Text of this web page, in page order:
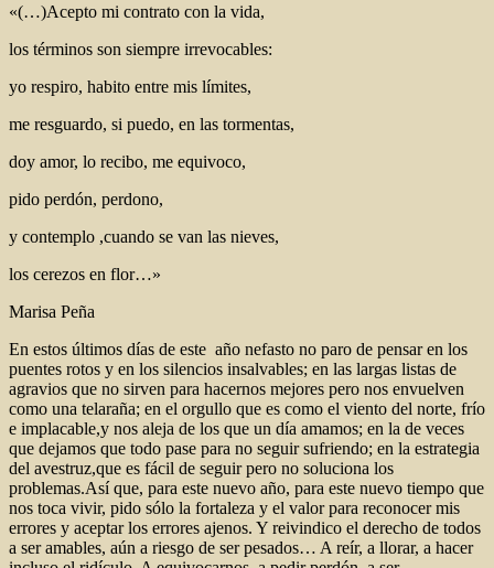
«(…)Acepto mi contrato con la vida,
los términos son siempre irrevocables:
yo respiro, habito entre mis límites,
me resguardo, si puedo, en las tormentas,
doy amor, lo recibo, me equivoco,
pido perdón, perdono,
y contemplo ,cuando se van las nieves,
los cerezos en flor…»
Marisa Peña
En estos últimos días de este año nefasto no paro de pensar en los
puentes rotos y en los silencios insalvables; en las largas listas de
agravios que no sirven para hacernos mejores pero nos envuelven
como una telaraña; en el orgullo que es como el viento del norte, frío
e implacable,y nos aleja de los que un día amamos; en la de veces
que dejamos que todo pase para no seguir sufriendo; en la estrategia
del avestruz,que es fácil de seguir pero no soluciona los
problemas.Así que, para este nuevo año, para este nuevo tiempo que
nos toca vivir, pido sólo la fortaleza y el valor para reconocer mis
errores y aceptar los errores ajenos. Y reivindico el derecho de todos
a ser amables, aún a riesgo de ser pesados… A reír, a llorar, a hacer